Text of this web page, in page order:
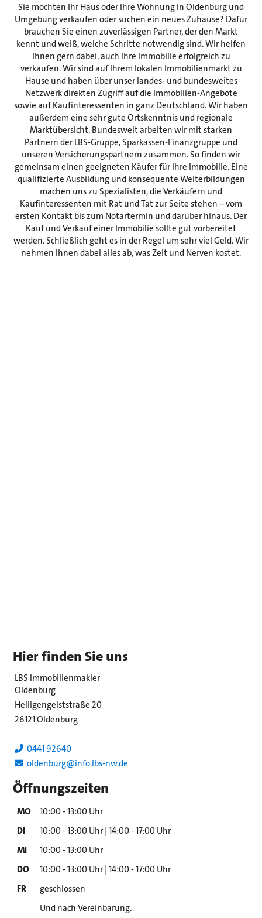
Sie möchten Ihr Haus oder Ihre Wohnung in Oldenburg und
Umgebung verkaufen oder suchen ein neues Zuhause? Dafür
brauchen Sie einen zuverlässigen Partner, der den Markt
kennt und weiß, welche Schritte notwendig sind. Wir helfen
Ihnen gern dabei, auch Ihre Immobilie erfolgreich zu
verkaufen. Wir sind auf Ihrem lokalen Immobilienmarkt zu
Hause und haben über unser landes- und bundesweites
Netzwerk direkten Zugriff auf die Immobilien-Angebote
sowie auf Kaufinteressenten in ganz Deutschland. Wir haben
außerdem eine sehr gute Ortskenntnis und regionale
Marktübersicht. Bundesweit arbeiten wir mit starken
Partnern der LBS-Gruppe, Sparkassen-Finanzgruppe und
unseren Versicherungspartnern zusammen. So finden wir
gemeinsam einen geeigneten Käufer für Ihre Immobilie. Eine
qualifizierte Ausbildung und konsequente Weiterbildungen
machen uns zu Spezialisten, die Verkäufern und
Kaufinteressenten mit Rat und Tat zur Seite stehen – vom
ersten Kontakt bis zum Notartermin und darüber hinaus. Der
Kauf und Verkauf einer Immobilie sollte gut vorbereitet
werden. Schließlich geht es in der Regel um sehr viel Geld. Wir
nehmen Ihnen dabei alles ab, was Zeit und Nerven kostet.
Hier finden Sie uns
LBS Immobilienmakler
Oldenburg
Heiligengeiststraße 20
26121 Oldenburg
0441 92640
oldenburg@info.lbs-nw.de
Öffnungszeiten
MO
10:00 - 13:00 Uhr
DI
10:00 - 13:00 Uhr | 14:00 - 17:00 Uhr
MI
10:00 - 13:00 Uhr
DO
10:00 - 13:00 Uhr | 14:00 - 17:00 Uhr
FR
geschlossen
Und nach Vereinbarung.